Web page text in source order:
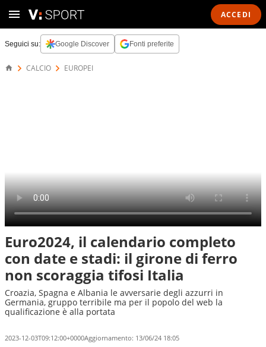
ACCEDI
Seguici su: Google Discover Fonti preferite
CALCIO EUROPEI
Euro2024, il calendario completo
con date e stadi: il girone di ferro
non scoraggia tifosi Italia
Croazia, Spagna e Albania le avversarie degli azzurri in
Germania, gruppo terribile ma per il popolo del web la
qualificazione è alla portata
2023-12-03T09:12:00+0000Aggiornamento: 13/06/24 18:05